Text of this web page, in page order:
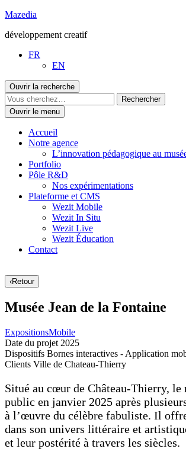
Aller
contenu
Mazedia
développement creatif
FR
EN
Ouvrir la recherche
Ouvrir le menu
Accueil
Notre agence
L’innovation pédagogique au
Portfolio
Pôle R&D
Nos expérimentations
Plateforme et CMS
Wezit Mobile
Wezit In Situ
Wezit Live
Wezit Éducation
Contact
‹Retour
Musée Jean de la Fontaine
ExpositionsMobile
Date du projet 2025
Dispositifs Bornes interactives - Application
Clients Ville de Chateau-Thierry
Situé au cœur de Château-Thierry, le
public en janvier 2025 après
à l’œuvre du célèbre fabuliste. Il
dans son univers littéraire et
et leur postérité à travers les siècles.